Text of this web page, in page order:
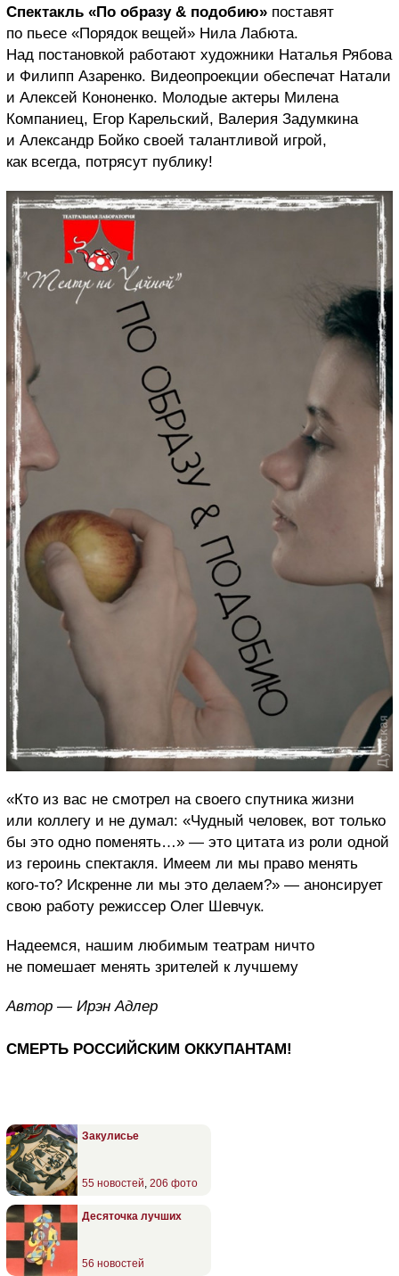
Спектакль «По образу & подобию» поставят
по пьесе «Порядок вещей» Нила Лабюта.
Над постановкой работают художники Наталья Рябова
и Филипп Азаренко. Видеопроекции обеспечат Натали
и Алексей Кононенко. Молодые актеры Милена
Компаниец, Егор Карельский, Валерия Задумкина
и Александр Бойко своей талантливой игрой,
как всегда, потрясут публику!
«Кто из вас не смотрел на своего спутника жизни
или коллегу и не думал: «Чудный человек, вот только
бы это одно поменять…» — это цитата из роли одной
из героинь спектакля. Имеем ли мы право менять
кого-то? Искренне ли мы это делаем?» — анонсирует
свою работу режиссер Олег Шевчук.
Надеемся, нашим любимым театрам ничто
не помешает менять зрителей к лучшему
Автор — Ирэн Адлер
СМЕРТЬ РОССИЙСКИМ ОККУПАНТАМ!
Закулисье
55 новостей, 206 фото
Десяточка лучших
56 новостей